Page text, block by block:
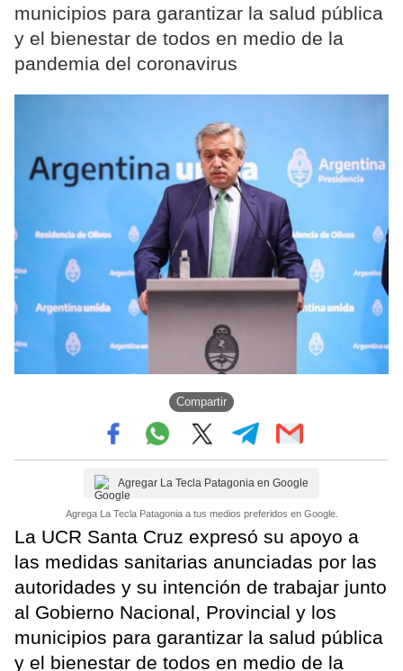
municipios para garantizar la salud pública
y el bienestar de todos en medio de la
pandemia del coronavirus
Compartir
Agregar La Tecla Patagonia en Google
Agrega La Tecla Patagonia a tus medios preferidos en Google.
La UCR Santa Cruz expresó su apoyo a
las medidas sanitarias anunciadas por las
autoridades y su intención de trabajar junto
al Gobierno Nacional, Provincial y los
municipios para garantizar la salud pública
y el bienestar de todos en medio de la